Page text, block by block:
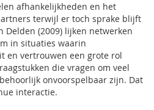
afhankelijkheden en het
terwijl er toch sprake blijft
Delden (2009) lijken netwerken
in situaties waarin
en vertrouwen een grote rol
die vragen om veel
onvoorspelbaar zijn. Dat
interactie.